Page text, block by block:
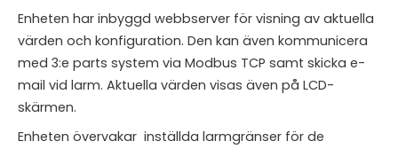
Enheten har inbyggd webbserver för visning av aktuella
värden och konfiguration. Den kan även kommunicera
med 3:e parts system via Modbus TCP samt skicka e-
mail vid larm. Aktuella värden visas även på LCD-
skärmen.
Enheten övervakar inställda larmgränser för de